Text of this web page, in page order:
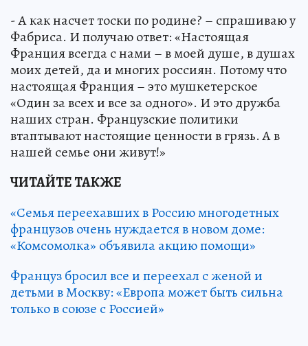
- А как насчет тоски по родине? – спрашиваю у
Фабриса. И получаю ответ: «Настоящая
Франция всегда с нами – в моей душе, в душах
моих детей, да и многих россиян. Потому что
настоящая Франция – это мушкетерское
«Один за всех и все за одного». И это дружба
наших стран. Французские политики
втаптывают настоящие ценности в грязь. А в
нашей семье они живут!»
ЧИТАЙТЕ ТАКЖЕ
«Семья переехавших в Россию многодетных
французов очень нуждается в новом доме:
«Комсомолка» объявила акцию помощи»
Француз бросил все и переехал с женой и
детьми в Москву: «Европа может быть сильна
только в союзе с Россией»